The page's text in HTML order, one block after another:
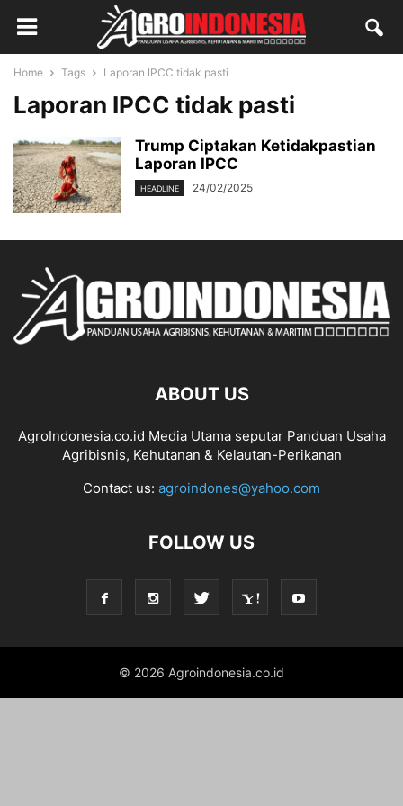
Home Tags Laporan IPCC tidak pasti
Laporan IPCC tidak pasti
Trump Ciptakan Ketidakpastian
Laporan IPCC
HEADLINE 24/02/2025
ABOUT US
AgroIndonesia.co.id Media Utama seputar Panduan Usaha
Agribisnis, Kehutanan & Kelautan-Perikanan
Contact us: agroindones@yahoo.com
FOLLOW US
© 2026 Agroindonesia.co.id